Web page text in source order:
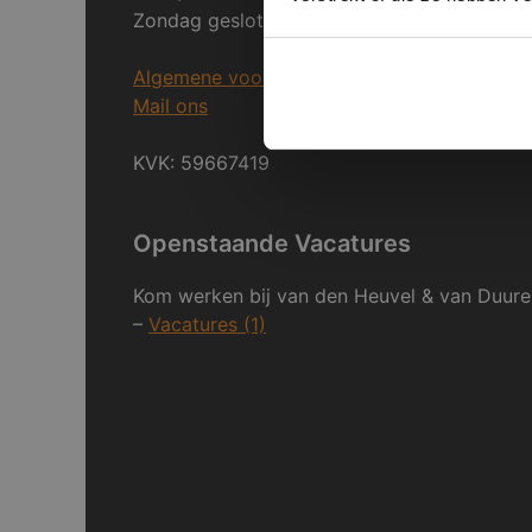
Zondag gesloten.
Algemene voorwaarden
Mail ons
KVK: 59667419
Openstaande Vacatures
Kom werken bij van den Heuvel & van
– Vacatures (1)